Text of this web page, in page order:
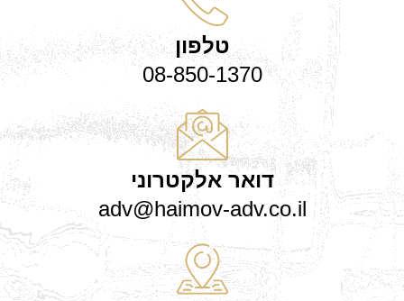
טלפון
08-850-1370
דואר אלקטרוני
adv@haimov-adv.co.il